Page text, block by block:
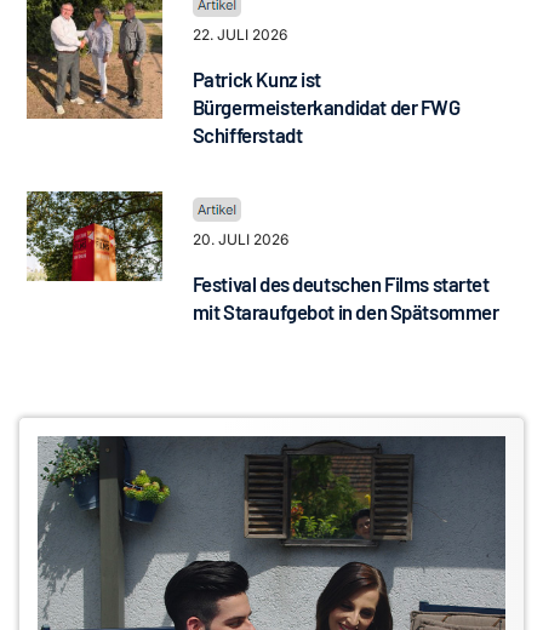
22. JULI 2026
Patrick Kunz ist
Bürgermeisterkandidat der FWG
Schifferstadt
20. JULI 2026
Festival des deutschen Films startet
mit Staraufgebot in den Spätsommer